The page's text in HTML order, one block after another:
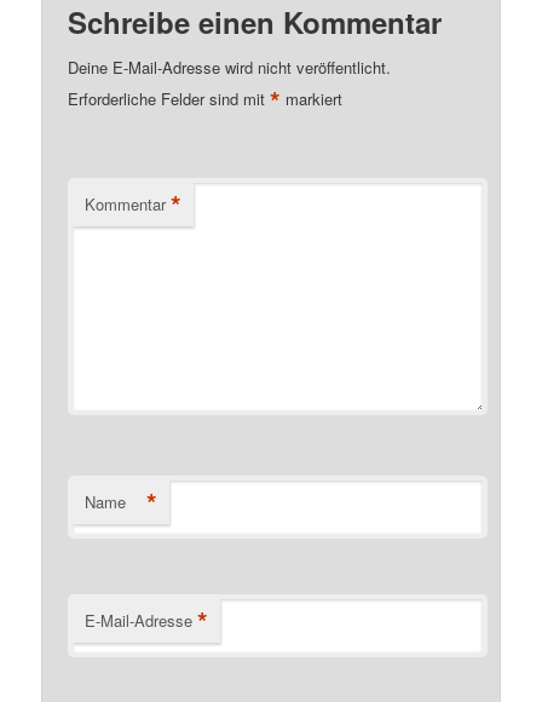
Schreibe einen Kommentar
Deine E-Mail-Adresse wird nicht veröffentlicht.
Erforderliche Felder sind mit* markiert
Kommentar *
Name *
E-Mail-Adresse *